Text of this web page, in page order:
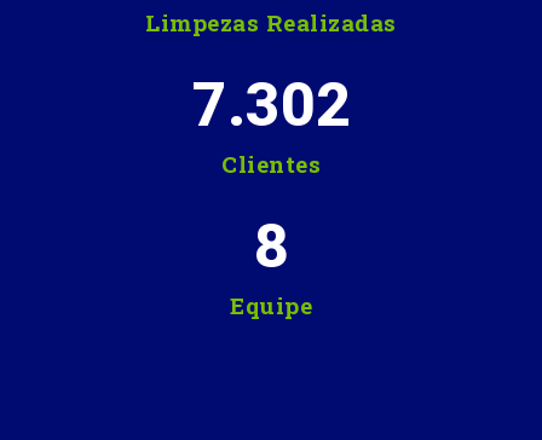
Limpezas Realizadas
Clientes
7.302
Equipe
8